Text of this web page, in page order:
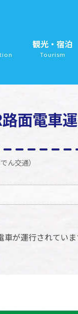
観光・宿泊
Tourism
面電車
ん交通）
が運行されていま